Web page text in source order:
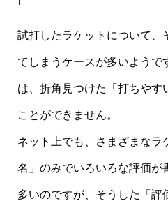
試打したラケットについて、
てしまうケースが多いようで
は、折角見つけた「打ちやす
ことができません。
ネット上でも、さまざまなラ
名」のみでいろいろな評価が
多いのですが、そうした「評